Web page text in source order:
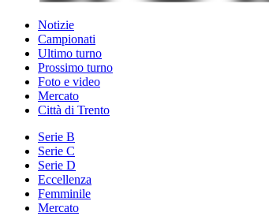
Notizie
Campionati
Ultimo turno
Prossimo turno
Foto e video
Mercato
Città di Trento
Serie B
Serie C
Serie D
Eccellenza
Femminile
Mercato